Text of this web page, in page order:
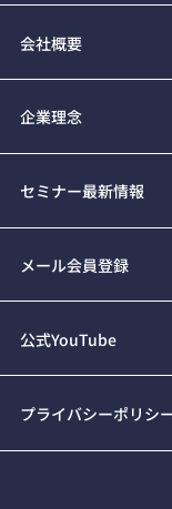
会社概要
企業理念
セミナー最新情報
メール会員登録
公式YouTube
プライバシーポリシ